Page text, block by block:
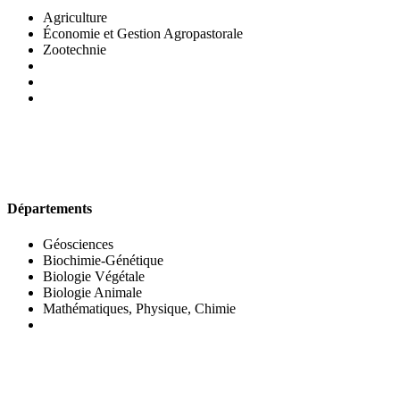
Agriculture
Économie et Gestion Agropastorale
Zootechnie
Départements
Géosciences
Biochimie-Génétique
Biologie Végétale
Biologie Animale
Mathématiques, Physique, Chimie